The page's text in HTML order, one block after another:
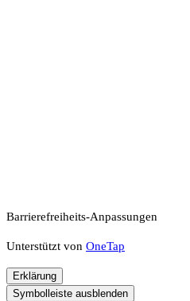
Barrierefreiheits-Anpassungen
Unterstützt von OneTap
Erklärung
Symbolleiste ausblenden